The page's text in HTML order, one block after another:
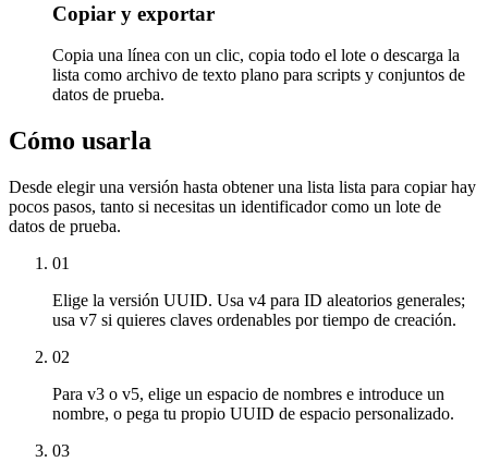
Copiar y exportar
Copia una línea con un clic, copia todo el lote o descarga la
lista como archivo de texto plano para scripts y conjuntos de
datos de prueba.
Cómo usarla
Desde elegir una versión hasta obtener una lista lista para copiar hay
pocos pasos, tanto si necesitas un identificador como un lote de
datos de prueba.
01
Elige la versión UUID. Usa v4 para ID aleatorios generales;
usa v7 si quieres claves ordenables por tiempo de creación.
02
Para v3 o v5, elige un espacio de nombres e introduce un
nombre, o pega tu propio UUID de espacio personalizado.
03